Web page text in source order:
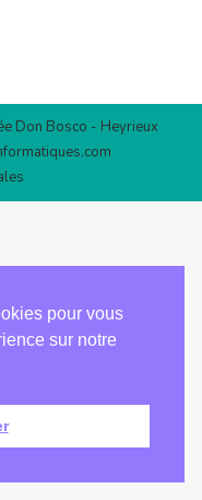
Don Bosco - Heyrieux
pour vous
sur notre